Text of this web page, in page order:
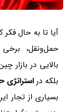
آیا تا به حال
حمل‌ونقل، برخی
بالایی در بازار
بلکه در استراتژی
بسیاری از تجار